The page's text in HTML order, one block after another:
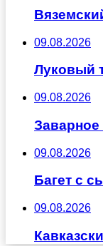
09.08.2026
Луковый
09.08.2026
Заварное
09.08.2026
Багет с
09.08.2026